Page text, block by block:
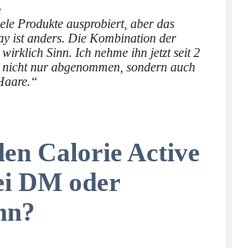
Produkte ausprobiert, aber das
ist anders. Die Kombination der
Sinn. Ich nehme ihn jetzt seit 2
nur abgenommen, sondern auch
Calorie Active
DM oder